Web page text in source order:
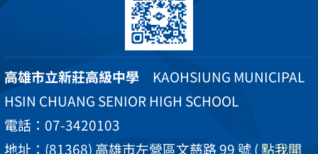
高雄市立新莊高級中學 KAOHSIUNG MUNICIPAL
HSIN CHUANG SENIOR HIGH SCHOOL
電話：07-3420103
地址：(81368) 高雄市左營區文慈路 99 號( 點我開